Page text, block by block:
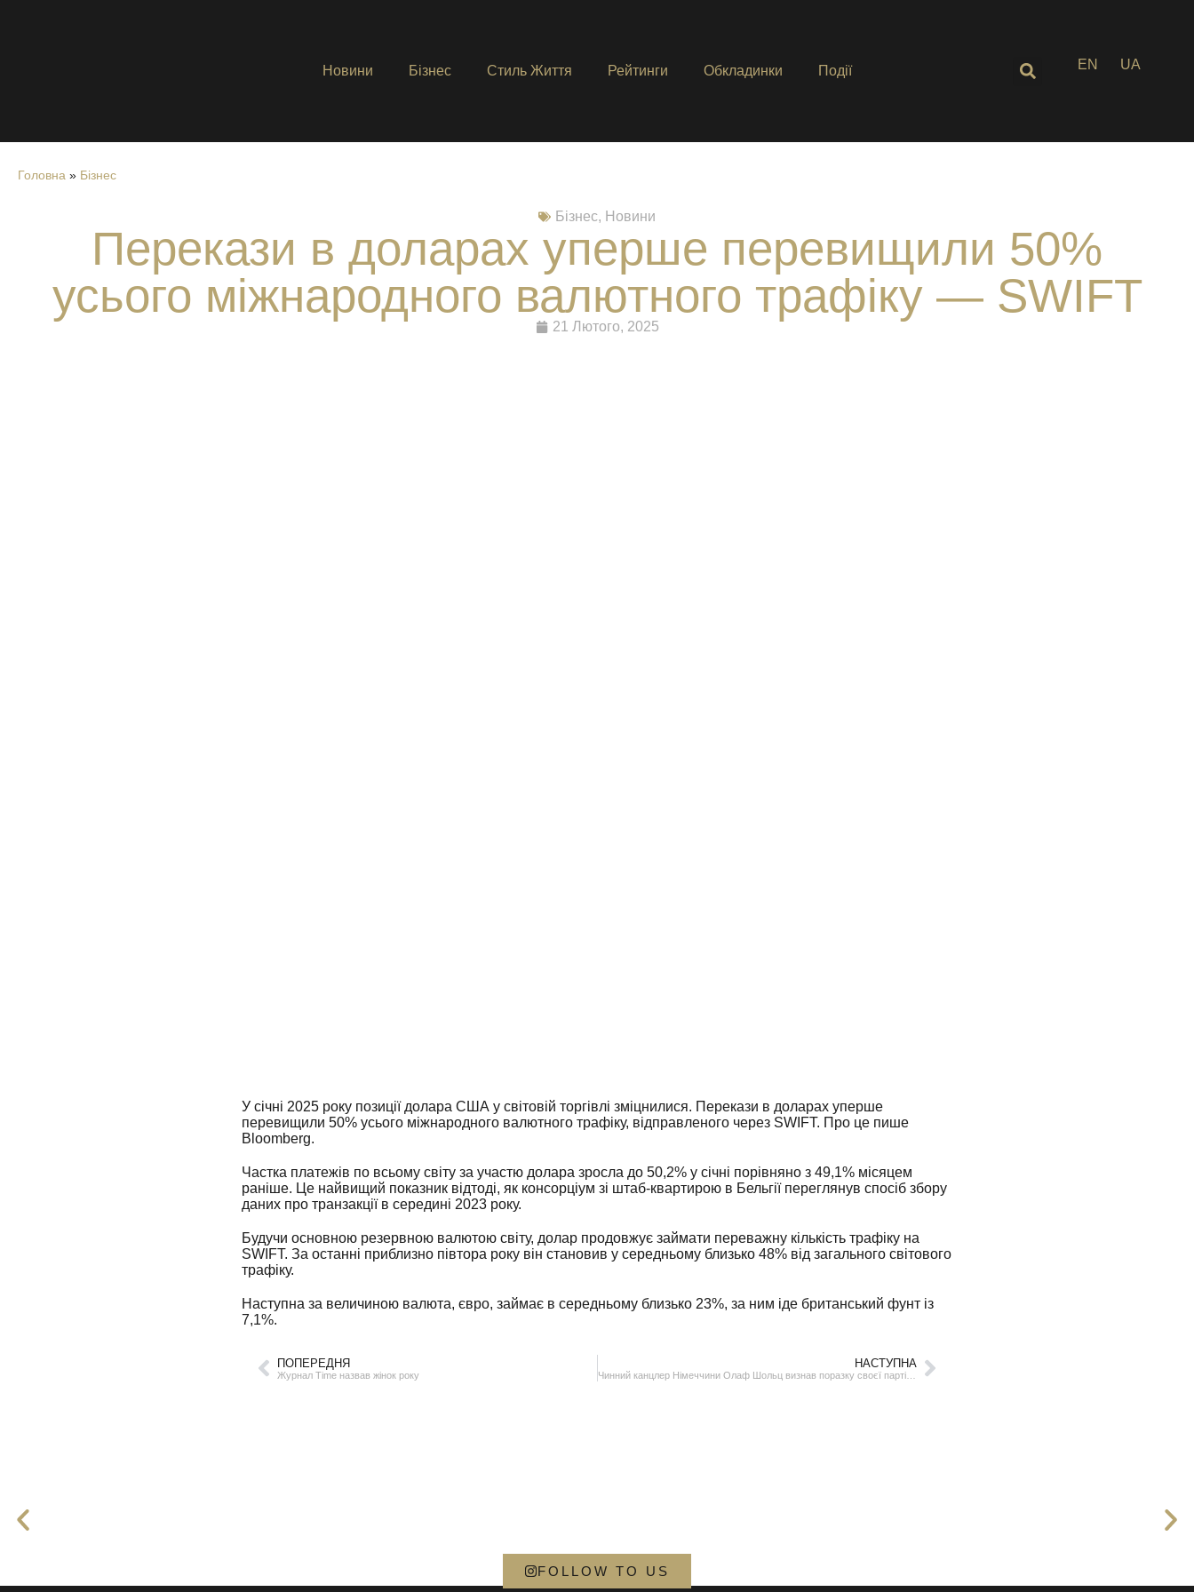
Новини Бізнес Стиль Життя Рейтинги Обкладинки Події EN UA
Головна » Бізнес
Бізнес, Новини
Перекази в доларах уперше перевищили 50%
усього міжнародного валютного трафіку — SWIFT
21 Лютого, 2025
У січні 2025 року позиції долара США у світовій торгівлі зміцнилися. Перекази в доларах уперше
перевищили 50% усього міжнародного валютного трафіку, відправленого через SWIFT. Про це пише
Bloomberg.
Частка платежів по всьому світу за участю долара зросла до 50,2% у січні порівняно з 49,1% місяцем
раніше. Це найвищий показник відтоді, як консорціум зі штаб-квартирою в Бельгії переглянув спосіб збору
даних про транзакції в середині 2023 року.
Будучи основною резервною валютою світу, долар продовжує займати переважну кількість трафіку на
SWIFT. За останні приблизно півтора року він становив у середньому близько 48% від загального світового
трафіку.
Наступна за величиною валюта, євро, займає в середньому близько 23%, за ним іде британський фунт із
7,1%.
ПОПЕРЕДНЯ
Журнал Time назвав жінок року
НАСТУПНА
Чинний канцлер Німеччини Олаф Шольц визнав поразку своєї партії на виборах
FOLLOW TO US